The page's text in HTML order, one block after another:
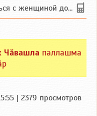
или русской национальности дл...
Чӑвашла паллашма
| 2379 просмотров